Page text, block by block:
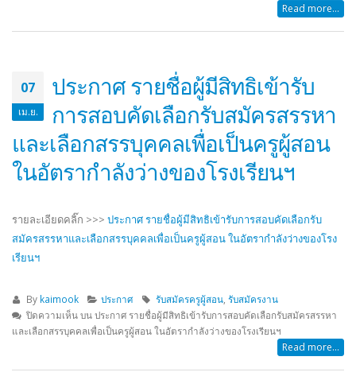
Read more...
07
เม.ย.
ประกาศ รายชื่อผู้มีสิทธิเข้ารับ
การสอบคัดเลือกรับสมัครสรรหา
และเลือกสรรบุคคลเพื่อเป็นครูผู้สอน
ในอัตรากำลังว่างของโรงเรียนฯ
รายละเอียดคลิ๊ก >>> ประกาศ รายชื่อผู้มีสิทธิเข้ารับการสอบคัดเลือกรับ
สมัครสรรหาและเลือกสรรบุคคลเพื่อเป็นครูผู้สอน ในอัตรากำลังว่างของโรง
เรียนฯ
By kaimook ประกาศ รับสมัครครูผู้สอน ,รับสมัครงาน
ปิดความเห็นบน ประกาศ รายชื่อผู้มีสิทธิเข้ารับการสอบคัดเลือกรับสมัครสรรหา
และเลือกสรรบุคคลเพื่อเป็นครูผู้สอน ในอัตรากำลังว่างของโรงเรียนฯ
Read more...